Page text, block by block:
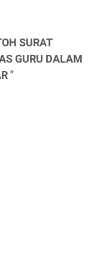
SURAT
GURU DALAM
"